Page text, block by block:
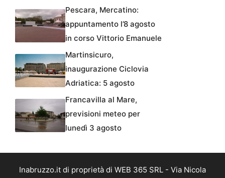
Pescara, Mercatino:
appuntamento l’8 agosto
in corso Vittorio Emanuele
Martinsicuro,
inaugurazione Ciclovia
Adriatica: 5 agosto
Francavilla al Mare,
previsioni meteo per
lunedì 3 agosto
Inabruzzo.it di proprietà di WEB 365 SRL - Via Nicola